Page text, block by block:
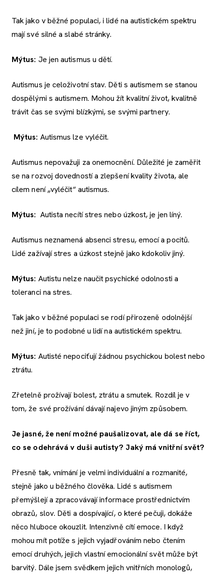
Tak jako v běžné populaci, i lidé na autistickém spektru
mají své silné a slabé stránky.
Mýtus: Je jen autismus u dětí.
Autismus je celoživotní stav. Děti s autismem se stanou
dospělými s autismem. Mohou žít kvalitní život, kvalitně
trávit čas se svými blízkými, se svými partnery.
Mýtus: Autismus lze vyléčit.
Autismus nepovažuji za onemocnění. Důležité je zaměřit
se na rozvoj dovedností a zlepšení kvality života, ale
cílem není „vyléčit“ autismus.
Mýtus: Autista necítí stres nebo úzkost, je jen líný.
Autismus neznamená absenci stresu, emocí a pocitů.
Lidé zažívají stres a úzkost stejně jako kdokoliv jiný.
Mýtus: Autistu nelze naučit psychické odolnosti a
toleranci na stres.
Tak jako v běžné populaci se rodí přirozeně odolnější
než jiní, je to podobné u lidí na autistickém spektru.
Mýtus: Autisté nepociťují žádnou psychickou bolest nebo
ztrátu.
Zřetelně prožívají bolest, ztrátu a smutek. Rozdíl je v
tom, že své prožívání dávají najevo jiným způsobem.
Je jasné, že není možné paušalizovat, ale dá se říct,
co se odehrává v duši autisty? Jaký má vnitřní svět?
Přesně tak, vnímání je velmi individuální a rozmanité,
stejně jako u běžného člověka. Lidé s autismem
přemýšlejí a zpracovávají informace prostřednictvím
obrazů, slov. Děti a dospívající, o které pečuji, dokáže
něco hluboce okouzlit. Intenzivně cítí emoce. I když
mohou mít potíže s jejich vyjadřováním nebo čtením
emocí druhých, jejich vlastní emocionální svět může být
barvitý. Dále jsem svědkem jejich vnitřních monologů,